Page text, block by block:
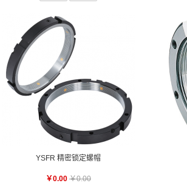
YSFR 精密锁定螺帽
￥0.00 ￥0.00